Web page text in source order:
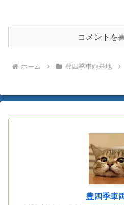
コメントを
ホーム 豊四季車両基地
豊四季車